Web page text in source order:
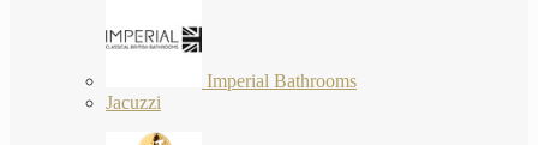
Imperial Bathrooms
Jacuzzi